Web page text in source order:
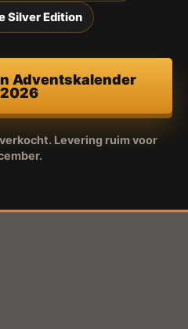
Silver Edition
Adventskalender
2026
Levering ruim voor